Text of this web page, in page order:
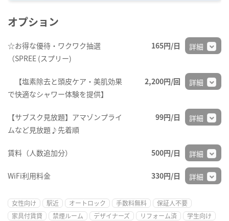
オプション
☆お得な優待・ワクワク抽選
（SPREE (スプリー)
165円/日 詳細
【塩素除去と頭皮ケア・美肌効果
で快適なシャワー体験を提供】
2,200円/回 詳細
【サブスク見放題】アマゾンプライ
ムなど見放題♪先着順
99円/日 詳細
賃料（人数追加分） 500円/日 詳細
WiFi利用料金 330円/日 詳細
女性向け 駅近 オートロック 手数料無料
保証人不要
家具付賃貸
禁煙ルーム デザイナーズ リフォーム済
学生向け